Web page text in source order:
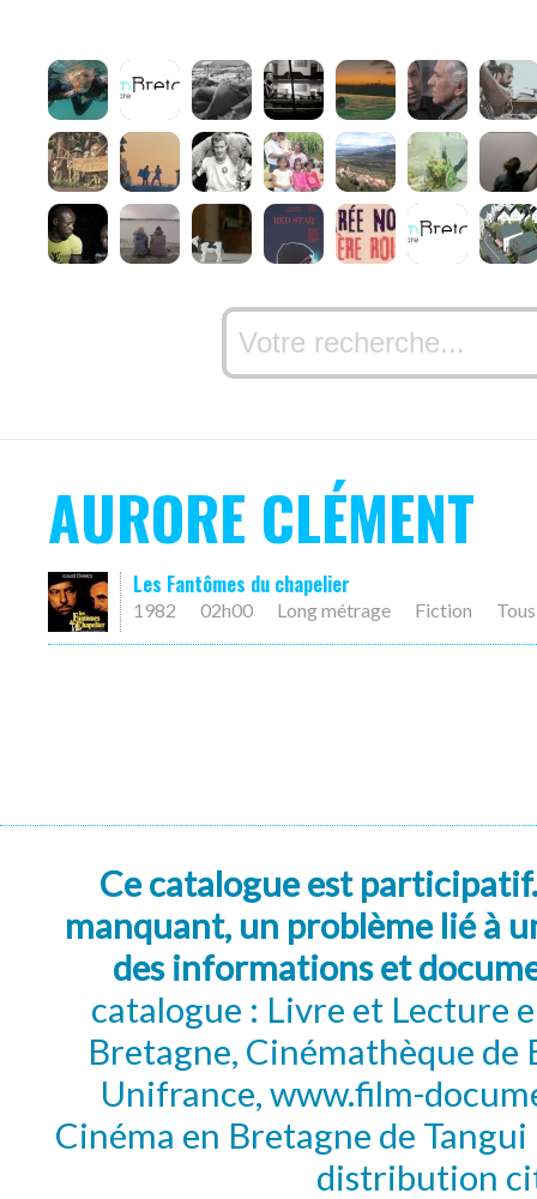
AURORE CLÉMENT
Les Fantômes du chapelier
1982 02h00 Long métrage Fiction
Ce catalogue est
manquant, un problème lié à
des informations et
catalogue : Livre et Lecture
Bretagne, Cinémathèque de
Unifrance, www.film-
Cinéma en Bretagne de
distribution